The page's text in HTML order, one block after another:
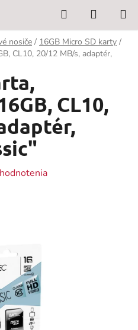
Hľadať
KOŠÍK
nosiče / 16GB Micro SD karty /
CL10, 20/12 MB/s, adaptér,
CL10,